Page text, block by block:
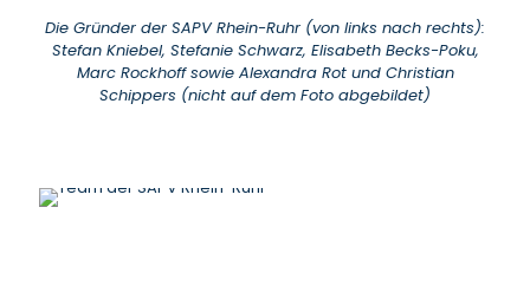
Die Gründer der SAPV Rhein-Ruhr (von links nach rechts):
Stefan Kniebel, Stefanie Schwarz, Elisabeth Becks-Poku,
Marc Rockhoff sowie Alexandra Rot und Christian
Schippers (nicht auf dem Foto abgebildet)